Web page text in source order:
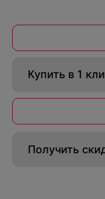
Купить в 1
Получить